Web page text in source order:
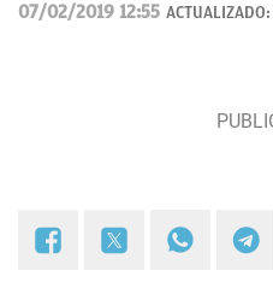
07/02/2019 12:55 ACTUALIZADO: